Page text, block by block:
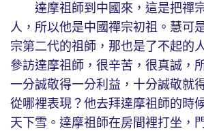
達摩祖師到中國來，這是把禪
人，所以他是中國禪宗初祖。慧可
宗第二代的祖師，那也是了不起的
參訪達摩祖師，很辛苦，很真誠，
一分誠敬得一分利益，十分誠敬就
從哪裡表現？他去拜達摩祖師的時
天下雪。達摩祖師在房間裡打坐，